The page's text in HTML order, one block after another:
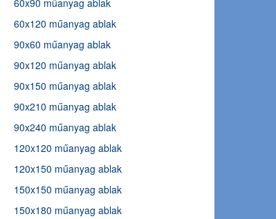
60x90 műanyag ablak
60x120 műanyag ablak
90x60 műanyag ablak
90x120 műanyag ablak
90x150 műanyag ablak
90x210 műanyag ablak
90x240 műanyag ablak
120x120 műanyag ablak
120x150 műanyag ablak
150x150 műanyag ablak
150x180 műanyag ablak